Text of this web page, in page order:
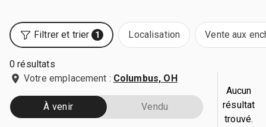
Filtrer et trier 1 Localisation Vente aux
0 résultats
Votre emplacement : Columbus, OH
À venir Vendu
Aucun
résultat
trouvé.